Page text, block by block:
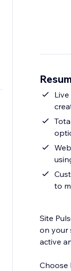
Live Visitor
Total Views
Website
to
Site
on your
active
Choose